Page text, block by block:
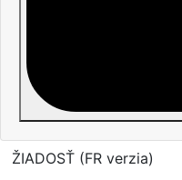
ŽIADOSŤ (FR verzia)